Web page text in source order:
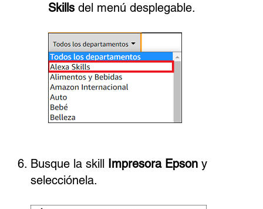
Skills del menú desplegable.
Busque la skill Impresora Epson y
selecciónela.